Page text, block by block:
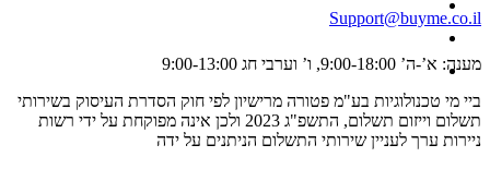
Support@buyme.co.il
מענה: א’-ה’ 9:00-18:00, ו’ וערבי חג 9:00-13:00
ביי מי טכנולוגיות בע"מ פטורה מרישיון לפי חוק הסדרת העיסוק בשירותי
תשלום וייזום תשלום, התשפ"ג 2023 ולכן אינה מפוקחת על ידי רשות
ניירות ערך לעניין שירותי התשלום הניתנים על ידה